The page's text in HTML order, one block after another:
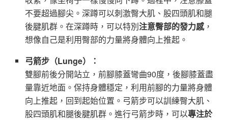
不要超過腳尖。深蹲可以刺激臀大肌、股四頭肌和腿
後腱肌群。在深蹲時，可以特別注意臀部的發力感，
想像自己是利用臀部的力量將身體向上推起。
弓箭步（Lunge）：
雙腳前後分開站立，前腳膝蓋彎曲90度，後腳膝蓋盡
量靠近地面。保持身體穩定，利用前腳的力量將身體
向上推起，回到起始位置。弓箭步可以訓練臀大肌、
股四頭肌和腿後腱肌群。進行弓箭步時，可以專注於